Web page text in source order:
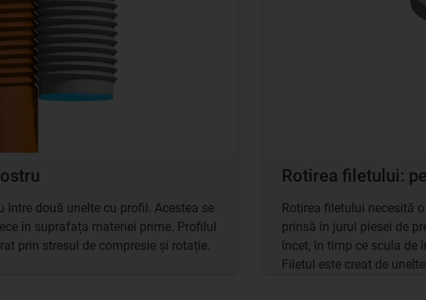
între două unelte cu profil. Acestea se
în suprafața materiei prime. Profilul
prin stresul de compresie și rotație.
Rotirea filetului:
Rotirea filetului necesită
prinsă în jurul piesei de
încet, în timp ce scula de
Filetul este creat de